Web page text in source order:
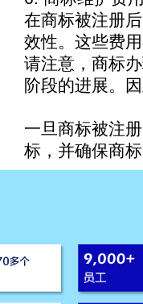
在商标被注册
效性。这些费
请注意，商标
阶段的进展。
一旦商标被注
标，并确保商